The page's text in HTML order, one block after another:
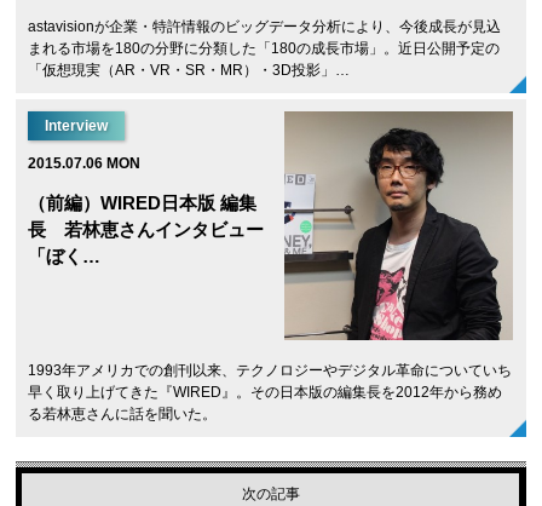
astavisionが企業・特許情報のビッグデータ分析により、今後成長が見込
まれる市場を180の分野に分類した「180の成長市場」。近日公開予定の
「仮想現実（AR・VR・SR・MR）・3D投影」…
Interview
2015.07.06 MON
（前編）WIRED日本版 編集
長 若林恵さんインタビュー
「ぼく…
1993年アメリカでの創刊以来、テクノロジーやデジタル革命についていち
早く取り上げてきた『WIRED』。その日本版の編集長を2012年から務め
る若林恵さんに話を聞いた。
次の記事